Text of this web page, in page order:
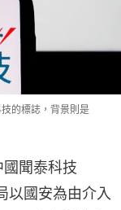
的標誌，背景則是
聞泰科技
以國安為由介入